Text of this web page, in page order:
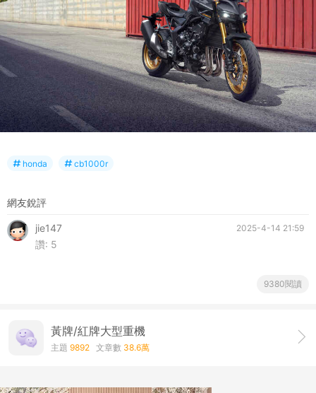
honda cb1000r
網友銳評
2025-4-14 21:59
jie147
讚: 5
9380閱讀
黃牌/紅牌大型重機
主題 9892 文章數 38.6萬